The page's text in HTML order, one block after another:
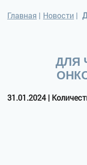
Главная | Новости |
ДЛЯ
31.01.2024 |